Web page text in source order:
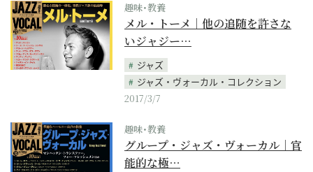
趣味･教養
メル・トーメ｜他の追随を許さな
いジャジー…
ジャズ
ジャズ・ヴォーカル・コレクション
2017/3/7
趣味･教養
グループ・ジャズ・ヴォーカル｜官
能的な極…